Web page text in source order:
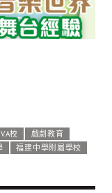
校
戲劇教育
福建中學附屬學校